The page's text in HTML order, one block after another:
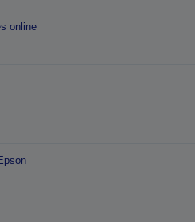
online